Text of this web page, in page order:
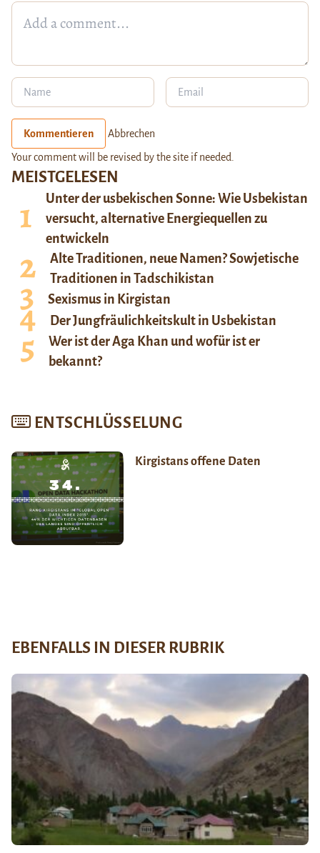
MEISTGELESEN
Unter der usbekischen Sonne: Wie Usbekistan
versucht, alternative Energiequellen zu
entwickeln
Alte Traditionen, neue Namen? Sowjetische
Traditionen in Tadschikistan
Sexismus in Kirgistan
Der Jungfräulichkeitskult in Usbekistan
Wer ist der Aga Khan und wofür ist er
bekannt?
ENTSCHLÜSSELUNG
Kirgistans offene Daten
Kommentieren Abbrechen
Your comment will be revised by the site if needed.
EBENFALLS IN DIESER RUBRIK